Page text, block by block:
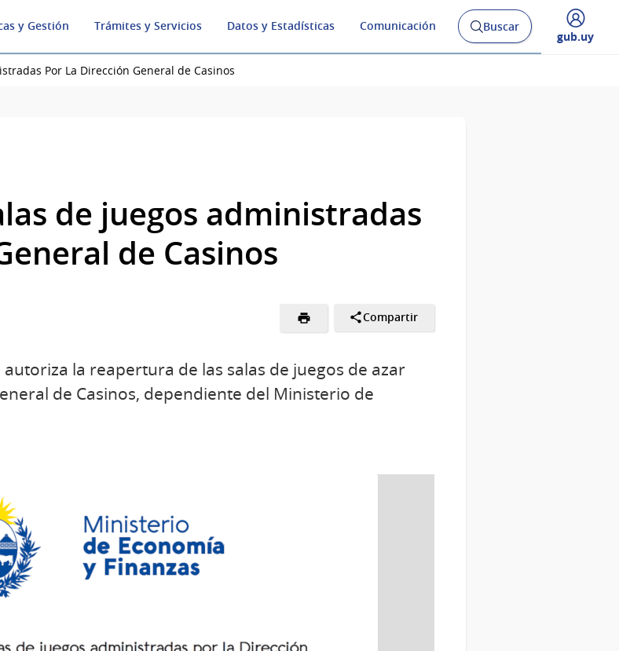
y Gestión Trámites y Servicios Datos y Estadísticas Comunicación
Abrir
buscador
Buscar
Desplegar
gub.uy
Por La Dirección General de Casinos
de juegos administradas
de Casinos
Compartir
la reapertura de las salas de juegos de azar
de Casinos, dependiente del Ministerio de